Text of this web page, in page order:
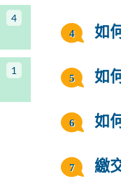
4
1
如
如
如
繳